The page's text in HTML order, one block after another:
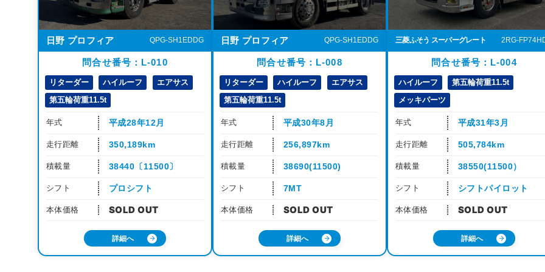
日野 プロフィア QPG-SH1EDDG
問合せ番号：L-010
リターダー ハイルーフ
エアサス
第五輪荷重11.5t
年式 平成28年12月
走行距離 350,189km
積載量 38440〔11500〕
シフト プロシフト
本体価格
詳細へ
日野 プロフィア QPG-SH1EDDG
問合せ番号：L-008
リターダー ハイルーフ
エアサス
第五輪荷重11.5t
年式 平成30年8月
走行距離 256,897km
積載量 38690(11500)
シフト 7MT
本体価格
詳細へ
三菱ふそう スーパーグレート 2RG-
問合せ番号：L-004
ハイルーフ
第五輪荷重11.5t
メッキパーツ
年式 平成31年3月
走行距離 505,784km
積載量 38550(11500）
シフト シフトパイロット
本体価格
詳細へ